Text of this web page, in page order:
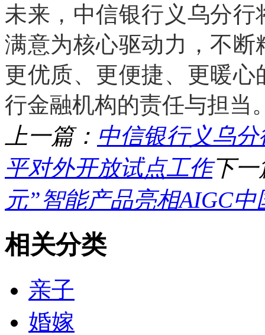
未来，中信银行义乌分
满意为核心驱动力，不
更优质、更便捷、更暖
行金融机构的责任与担当
上一篇： 中信银行义乌
平对外开放试点工作下一
元”智能产品亮相AIGC
相关分类
亲子
婚嫁